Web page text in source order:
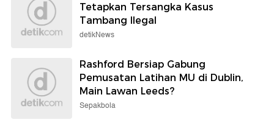
Tetapkan Tersangka Kasus
Tambang Ilegal
detikNews
Rashford Bersiap Gabung
Pemusatan Latihan MU di Dublin,
Main Lawan Leeds?
Sepakbola